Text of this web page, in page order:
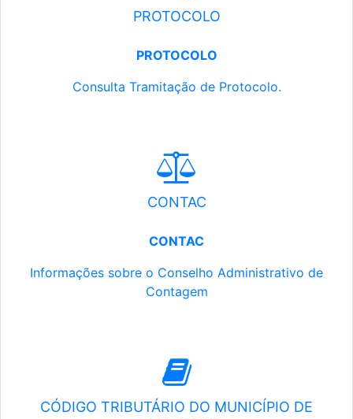
PROTOCOLO
PROTOCOLO
Consulta Tramitação de Protocolo.
CONTAC
CONTAC
Informações sobre o Conselho Administrativo de
Contagem
CÓDIGO TRIBUTÁRIO DO MUNICÍPIO DE